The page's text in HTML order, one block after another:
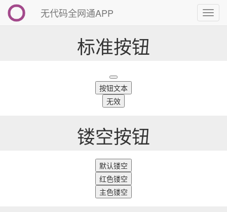
切
换
无代码全网通APP
标准按钮
按钮文本
无效
镂空按钮
默认镂空
红色镂空
主色镂空